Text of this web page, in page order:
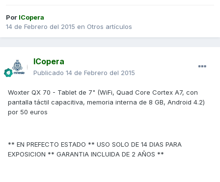
Por ICopera
14 de Febrero del 2015 en Otros artículos
ICopera
Publicado 14 de Febrero del 2015
Woxter QX 70 - Tablet de 7" (WiFi, Quad Core Cortex A7, con
pantalla táctil capacitiva, memoria interna de 8 GB, Android 4.2)
por 50 euros
** EN PREFECTO ESTADO ** USO SOLO DE 14 DIAS PARA
EXPOSICION ** GARANTIA INCLUIDA DE 2 AÑOS **